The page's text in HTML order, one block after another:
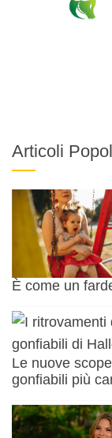
Articoli
È come un
Le nuove
gonfiabili più